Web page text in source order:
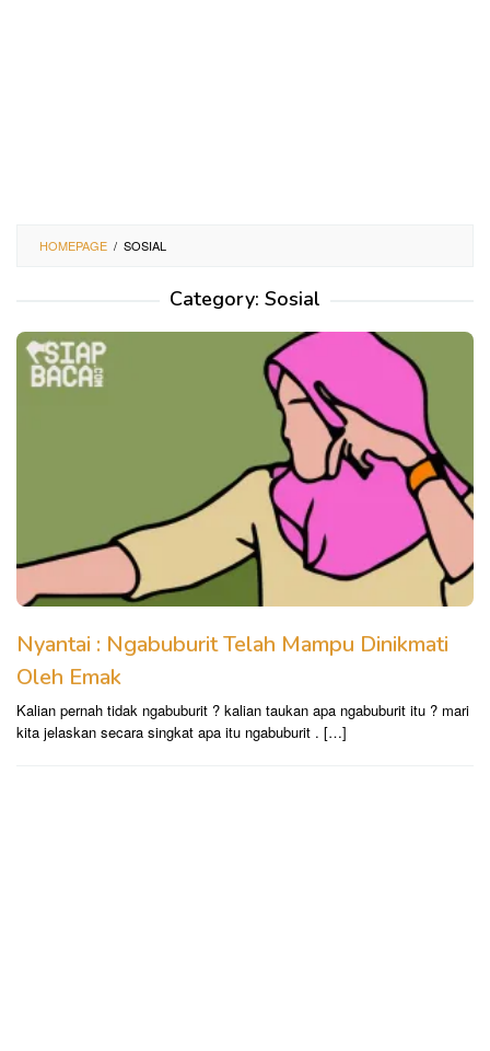
HOMEPAGE / SOSIAL
Category: Sosial
Nyantai : Ngabuburit Telah Mampu Dinikmati
Oleh Emak
Kalian pernah tidak ngabuburit ? kalian taukan apa ngabuburit itu ? mari
kita jelaskan secara singkat apa itu ngabuburit . […]